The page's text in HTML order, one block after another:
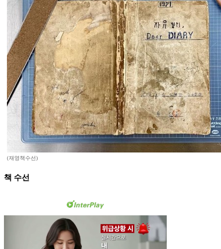
(재영책수선)
책 수선